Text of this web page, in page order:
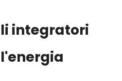
integratori